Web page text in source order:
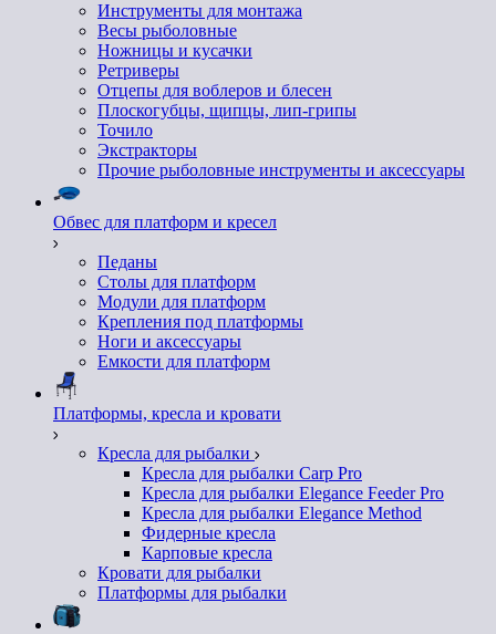
Инструменты для монтажа
Весы рыболовные
Ножницы и кусачки
Ретриверы
Отцепы для воблеров и блесен
Плоскогубцы, щипцы, лип-грипы
Точило
Экстракторы
Прочие рыболовные инструменты и аксессуары
Обвес для платформ и кресел
Педаны
Столы для платформ
Модули для платформ
Крепления под платформы
Ноги и аксессуары
Емкости для платформ
Платформы, кресла и кровати
Кресла для рыбалки
Кресла для рыбалки Carp Pro
Кресла для рыбалки Elegance Feeder Pro
Кресла для рыбалки Elegance Method
Фидерные кресла
Карповые кресла
Кровати для рыбалки
Платформы для рыбалки